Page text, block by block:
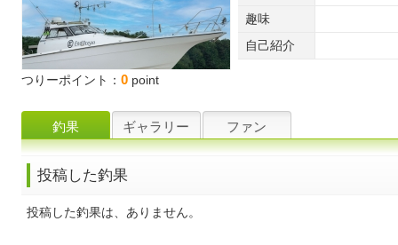
つりーポイント： 0 point
趣味
自己紹介
釣果 ギャラリー ファン
投稿した釣果
投稿した釣果は、ありません。